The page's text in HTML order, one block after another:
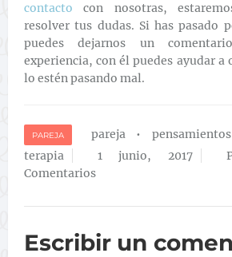
contacto con nosotras,
resolver tus dudas. Si has pasado
puedes dejarnos un
experiencia, con él puedes ayudar a
lo estén pasando mal.
PAREJA pareja•pensamientos
terapia
1 junio, 2017
Comentarios
Escribir un